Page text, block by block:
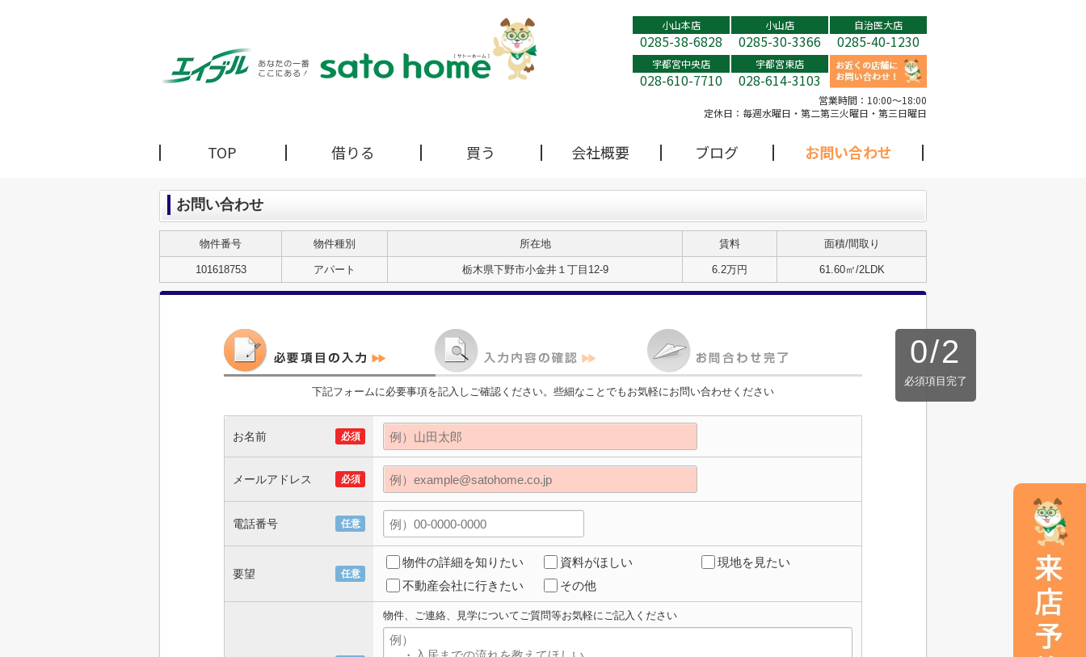
小山本店
0285-38-6828
小山店
0285-30-3366
自治医大店
0285-40-1230
宇都宮中央店
028-610-7710
宇都宮東店
028-614-3103
営業時間： 10:00～18:00
定休日： 毎週水曜日・第二第三火曜日・第三日曜日
TOP 借りる 買う 会社概要 ブログ お問い合わせ
お問い合わせ
物件番号 物件種別 所在地 賃料 面積/間取り
101618753 アパート 栃木県下野市小金井１丁目12-9 6.2万円 61.60㎡/2LDK
0/2
必須項目完了
下記フォームに必要事項を記入しご確認ください。些細なことでもお気軽にお問い合わせください
お名前 必須
メールアドレス 必須
電話番号 任意
要望 任意
物件の詳細を知りたい 資料がほしい
現地を見たい
不動産会社に行きたい
その他
物件、ご連絡、見学についてご質問等お気軽にご記入ください